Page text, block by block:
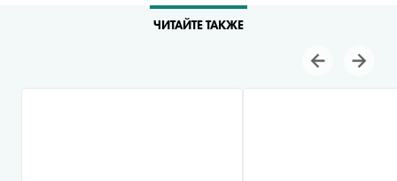
ЧИТАЙТЕ ТАКЖЕ